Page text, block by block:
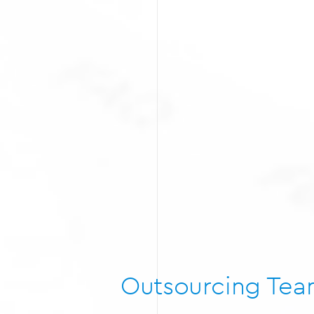
Outsourcing